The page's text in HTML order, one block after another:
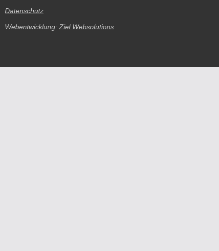
Datenschutz
Webentwicklung:Ziel Websolutions